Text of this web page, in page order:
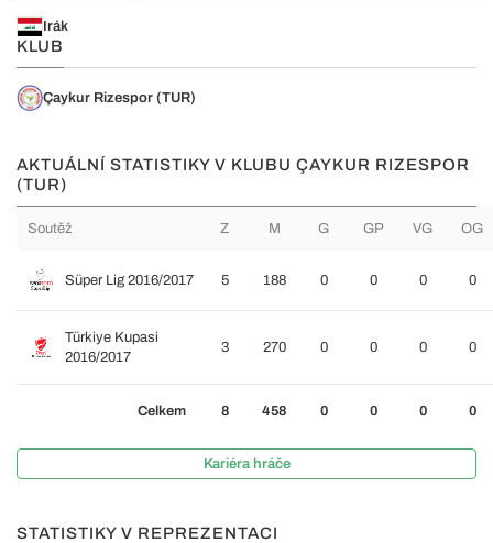
Irák
KLUB
Çaykur Rizespor (TUR)
AKTUÁLNÍ STATISTIKY V KLUBU ÇAYKUR RIZESPOR
(TUR)
Soutěž Z M G GP VG OG
Süper Lig 2016/2017 5 188 0 0 0 0
Türkiye Kupasi
2016/2017
3 270 0 0 0 0
Celkem 8 458 0 0 0 0
Kariéra hráče
STATISTIKY V REPREZENTACI